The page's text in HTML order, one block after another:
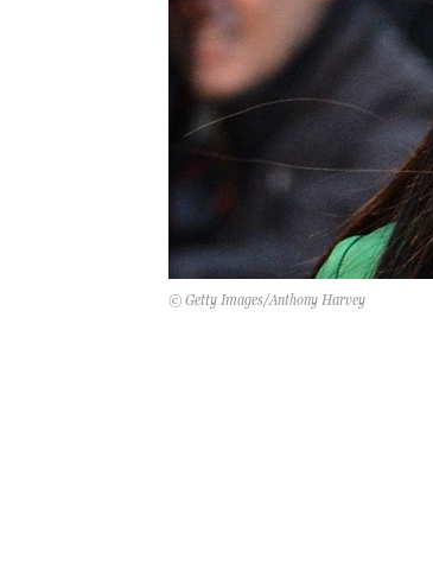
© Getty Images/Anthony Harvey